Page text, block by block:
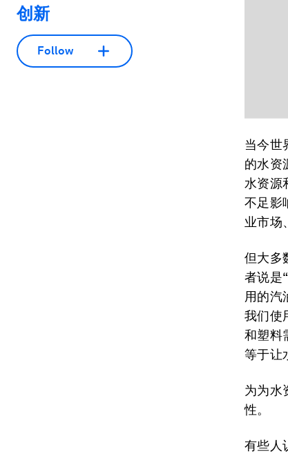
创新
Follow
当今世
的水资
水资源
不足影
业市场
但大多
者说是
用的汽
我们使
和塑料
等于让
为为水
性。
有些人